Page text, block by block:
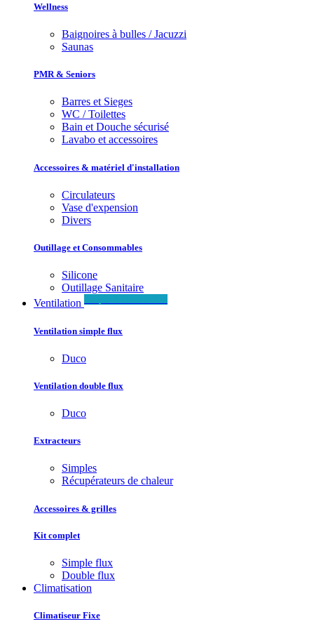
Wellness
Baignoires à bulles / Jacuzzi
Saunas
PMR & Seniors
Barres et Sieges
WC / Toilettes
Bain et Douche sécurisé
Lavabo et accessoires
Accessoires & matériel d'installation
Circulateurs
Vase d'expension
Divers
Outillage et Consommables
Silicone
Outillage Sanitaire
Ventilation
Ventilation simple flux
Duco
Ventilation double flux
Duco
Extracteurs
Simples
Récupérateurs de chaleur
Accessoires & grilles
Kit complet
Simple flux
Double flux
Climatisation
Climatiseur Fixe